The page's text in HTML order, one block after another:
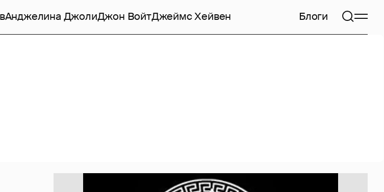
Анджелина ДжолиДжон ВойтДжеймс Хейвен Блоги